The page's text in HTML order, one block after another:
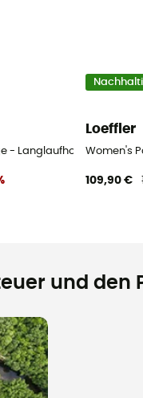
- Langlaufhose - Damen
Loeffler
Women's
109,90 €
und den